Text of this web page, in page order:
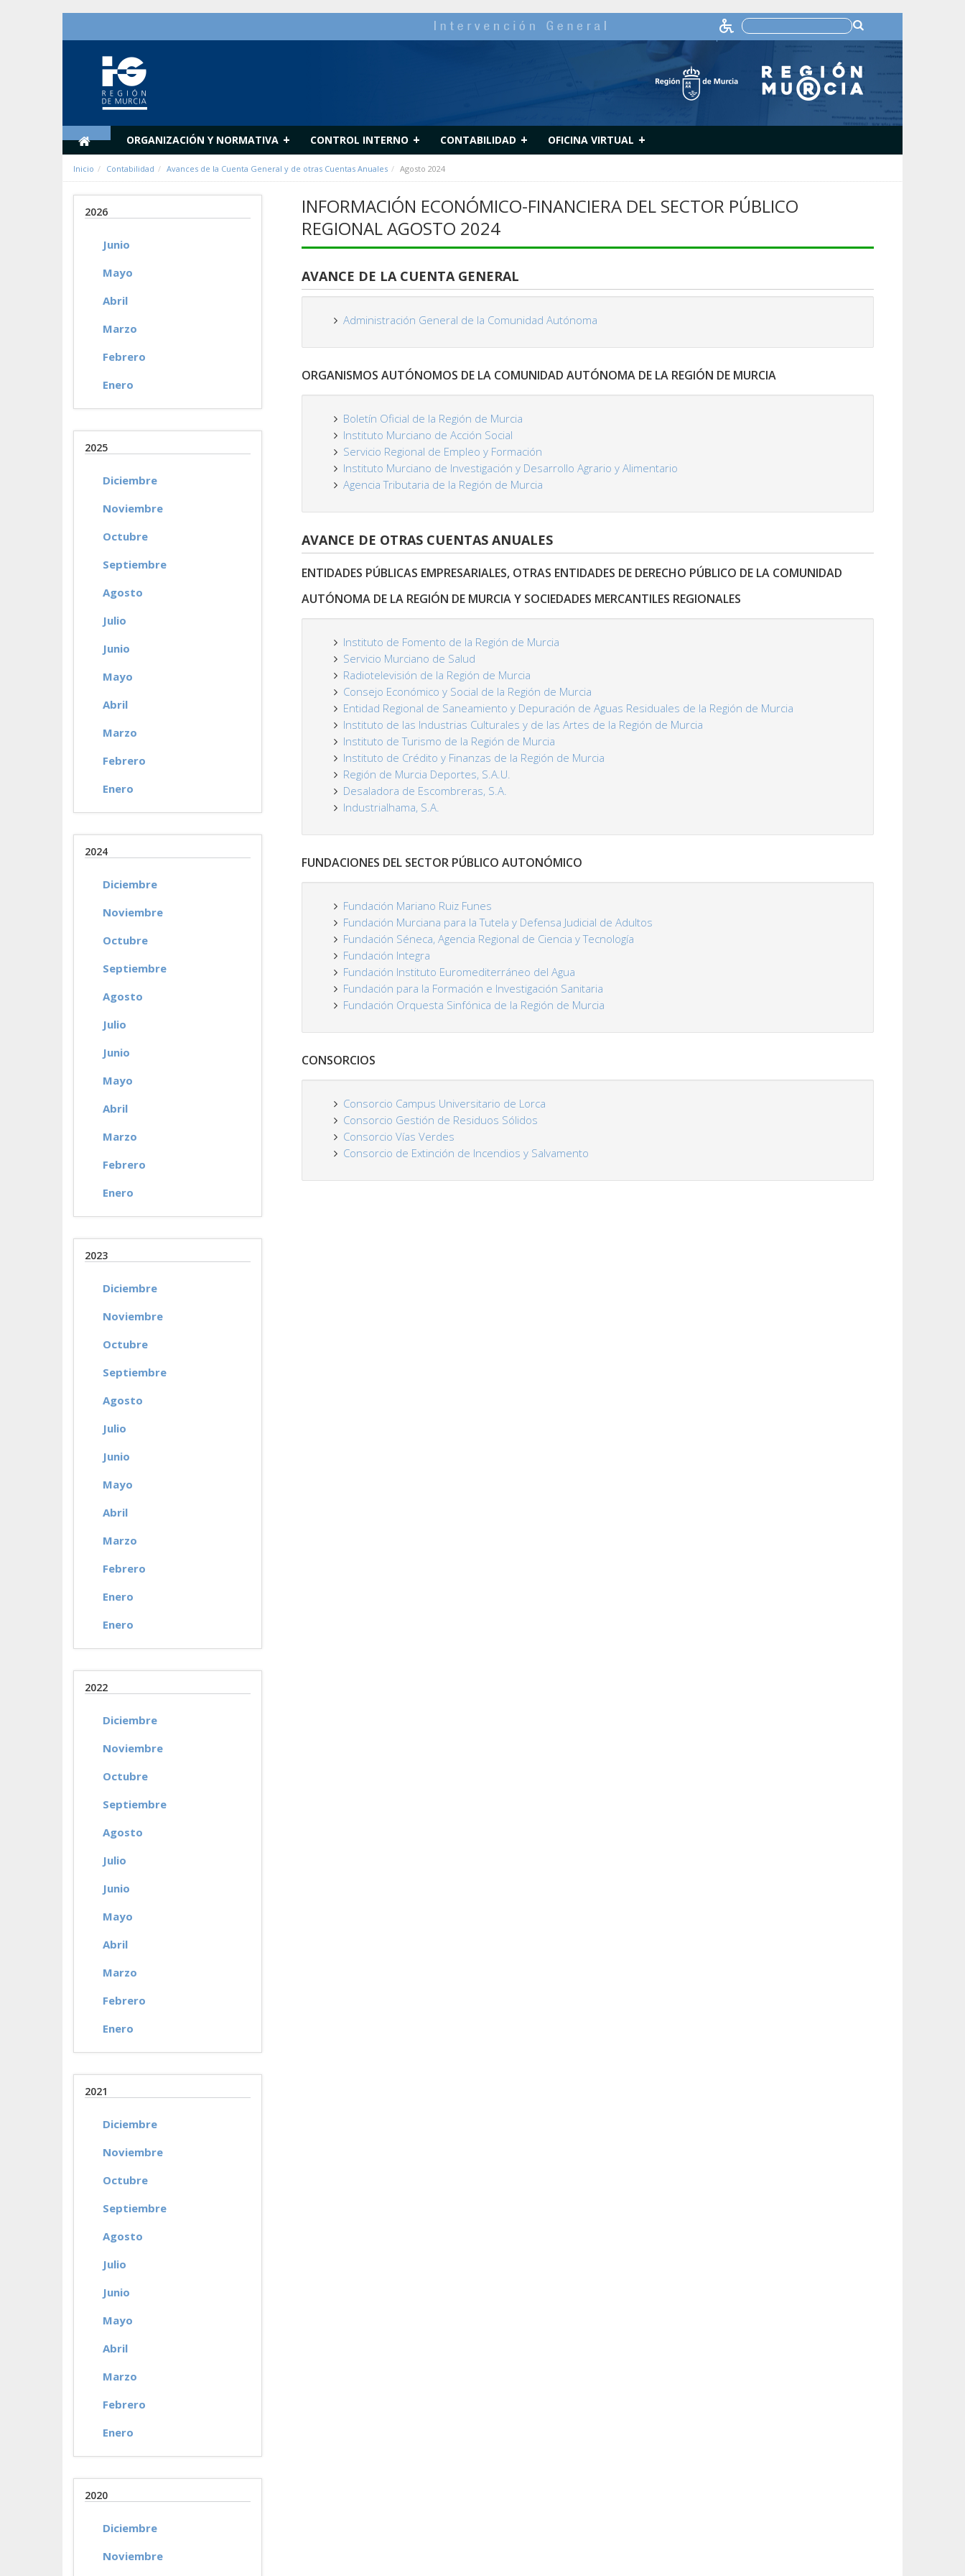
ORGANIZACIÓN Y NORMATIVA + CONTROL INTERNO + CONTABILIDAD + OFICINA VIRTUAL +
Inicio Contabilidad Avances de la Cuenta General y de otras Cuentas Anuales Agosto 2024
2026
Junio
Mayo
Abril
Marzo
Febrero
Enero
2025
Diciembre
Noviembre
Octubre
Septiembre
Agosto
Julio
Junio
Mayo
Abril
Marzo
Febrero
Enero
2024
Diciembre
Noviembre
Octubre
Septiembre
Agosto
Julio
Junio
Mayo
Abril
Marzo
Febrero
Enero
2023
Diciembre
Noviembre
Octubre
Septiembre
Agosto
Julio
Junio
Mayo
Abril
Marzo
Febrero
Enero
Enero
2022
Diciembre
Noviembre
Octubre
Septiembre
Agosto
Julio
Junio
Mayo
Abril
Marzo
Febrero
Enero
2021
Diciembre
Noviembre
Octubre
Septiembre
Agosto
Julio
Junio
Mayo
Abril
Marzo
Febrero
Enero
2020
Diciembre
Noviembre
INFORMACIÓN ECONÓMICO-FINANCIERA DEL SECTOR PÚBLICO
REGIONAL AGOSTO 2024
AVANCE DE LA CUENTA GENERAL
Administración General de la Comunidad Autónoma
ORGANISMOS AUTÓNOMOS DE LA COMUNIDAD AUTÓNOMA DE LA REGIÓN DE MURCIA
Boletín Oficial de la Región de Murcia
Instituto Murciano de Acción Social
Servicio Regional de Empleo y Formación
Instituto Murciano de Investigación y Desarrollo Agrario y Alimentario
Agencia Tributaria de la Región de Murcia
AVANCE DE OTRAS CUENTAS ANUALES
ENTIDADES PÚBLICAS EMPRESARIALES, OTRAS ENTIDADES DE DERECHO PÚBLICO DE LA COMUNIDAD
AUTÓNOMA DE LA REGIÓN DE MURCIA Y SOCIEDADES MERCANTILES REGIONALES
Instituto de Fomento de la Región de Murcia
Servicio Murciano de Salud
Radiotelevisión de la Región de Murcia
Consejo Económico y Social de la Región de Murcia
Entidad Regional de Saneamiento y Depuración de Aguas Residuales de la Región de Murcia
Instituto de las Industrias Culturales y de las Artes de la Región de Murcia
Instituto de Turismo de la Región de Murcia
Instituto de Crédito y Finanzas de la Región de Murcia
Región de Murcia Deportes, S.A.U.
Desaladora de Escombreras, S.A.
Industrialhama, S.A.
FUNDACIONES DEL SECTOR PÚBLICO AUTONÓMICO
Fundación Mariano Ruiz Funes
Fundación Murciana para la Tutela y Defensa Judicial de Adultos
Fundación Séneca, Agencia Regional de Ciencia y Tecnología
Fundación Integra
Fundación Instituto Euromediterráneo del Agua
Fundación para la Formación e Investigación Sanitaria
Fundación Orquesta Sinfónica de la Región de Murcia
CONSORCIOS
Consorcio Campus Universitario de Lorca
Consorcio Gestión de Residuos Sólidos
Consorcio Vías Verdes
Consorcio de Extinción de Incendios y Salvamento